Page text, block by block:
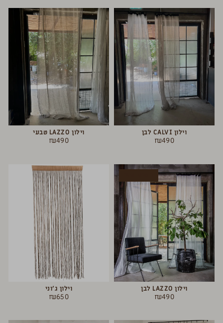
וילון CALVI לבן
₪490
וילון LAZZO טבעי
₪490
וילון LAZZO לבן
₪490
וילון ג’וני
₪650